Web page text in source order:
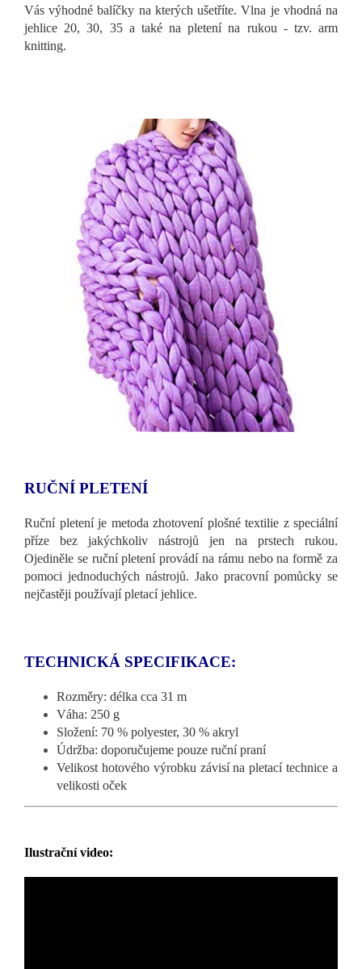
Vás výhodné balíčky na kterých ušetříte. Vlna je vhodná na
jehlice 20, 30, 35 a také na pletení na rukou - tzv. arm
knitting.
RUČNÍ PLETENÍ
Ruční pletení je metoda zhotovení plošné textilie z speciální
příze bez jakýchkoliv nástrojů jen na prstech rukou.
Ojediněle se ruční pletení provádí na rámu nebo na formě za
pomoci jednoduchých nástrojů. Jako pracovní pomůcky se
nejčastěji používají pletací jehlice.
TECHNICKÁ SPECIFIKACE:
Rozměry: délka cca 31 m
Váha: 250 g
Složení: 70 % polyester, 30 % akryl
Údržba: doporučujeme pouze ruční praní
Velikost hotového výrobku závisí na pletací technice a
velikosti oček
Ilustrační video: